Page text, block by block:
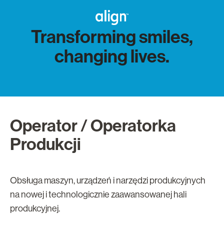
Transforming smiles,
changing lives.
Operator / Operatorka
Produkcji
Obsługa maszyn, urządzeń i narzędzi produkcyjnych
na nowej i technologicznie zaawansowanej hali
produkcyjnej.